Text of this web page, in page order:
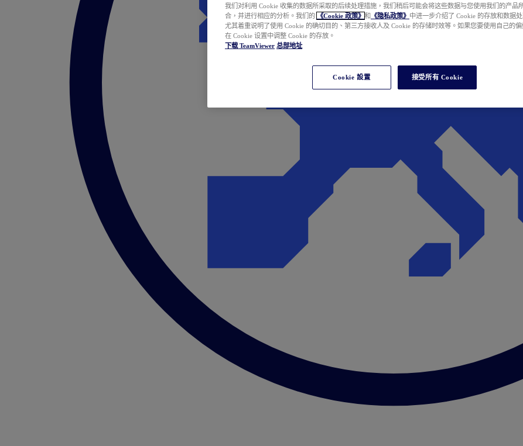
我们对利用 Cookie 收集的数据所采取的后续处理措施，我们稍后可能会将这些数据与您使用我们的产品
合，并进行相应的分析。我们的
《Cookie 政策》 和 《隐私政策》 中进一步介绍了 Cookie 的存放和数据
尤其着重说明了使用 Cookie 的确切目的、第三方接收人及 Cookie 的存储时效等。如果您要使用自己的
在 Cookie 设置中调整 Cookie 的存放。
下载 TeamViewer 总部地址
Cookie 設置 接受所有 Cookie